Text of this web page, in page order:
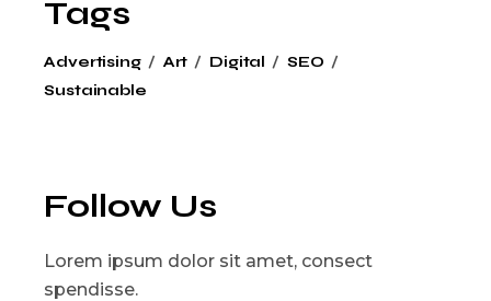
Tags
Advertising Art Digital
SEO
Sustainable
Follow Us
Lorem ipsum dolor sit amet, consect
spendisse.